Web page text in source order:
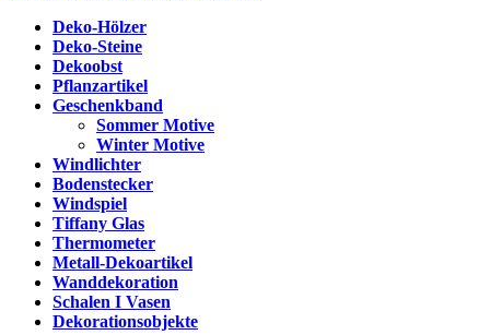
Deko-Hölzer
Deko-Steine
Dekoobst
Pflanzartikel
Geschenkband
Sommer Motive
Winter Motive
Windlichter
Bodenstecker
Windspiel
Tiffany Glas
Thermometer
Metall-Dekoartikel
Wanddekoration
Schalen I Vasen
Dekorationsobjekte